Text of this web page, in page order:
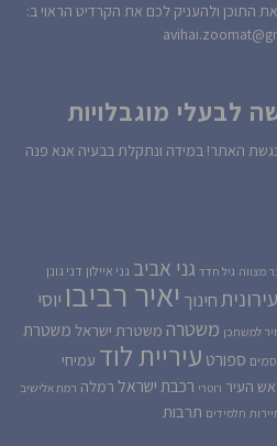
התוכן ולהעניק לכם את הקרדיט הראוי ב:
לבעלי מוגבלויות
האתר! במידה ונתקלת בבעיה אנא פנה
מצווה גיל חדד גני אביב גני איילון דני גונן
חינוך יאיר רביבו יוסי
למשתכן משטרה משטרת ישראל משטרת
סמים ספורט עיריית לוד עמיחי
העיר רוטרי רכבת ישראל רמלה רמת אלישיב
תלמידים תרבות